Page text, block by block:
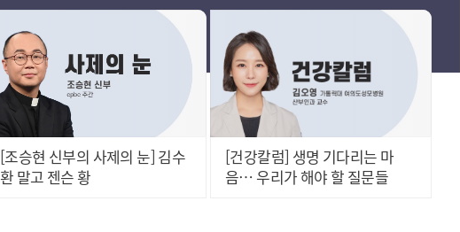
[조승현 신부의 사제의 눈] 김수
환 말고 젠슨 황
[건강칼럼] 생명 기다리는 마
음… 우리가 해야 할 질문들